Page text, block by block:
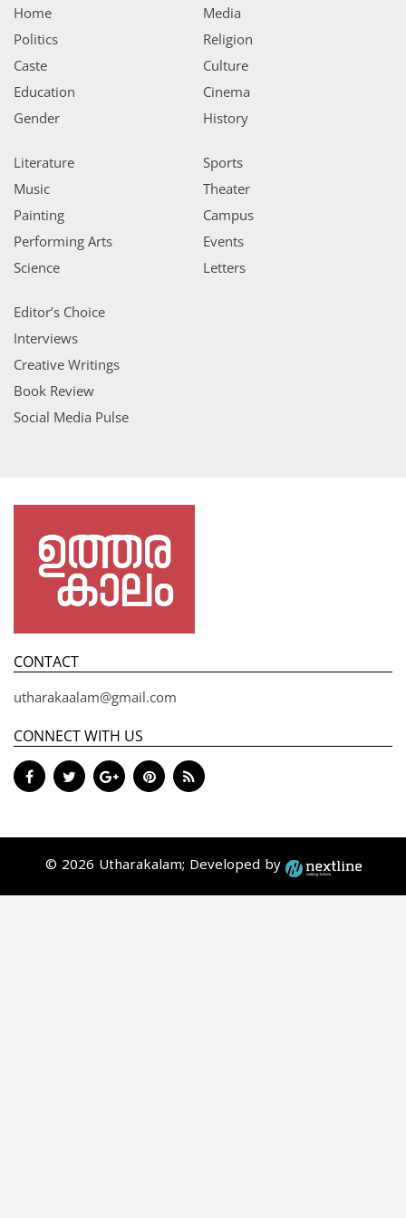
Home
Politics
Caste
Education
Gender
Media
Religion
Culture
Cinema
History
Literature
Music
Painting
Performing Arts
Science
Sports
Theater
Campus
Events
Letters
Editor’s Choice
Interviews
Creative Writings
Book Review
Social Media Pulse
CONTACT
utharakaalam@gmail.com
CONNECT WITH US
© 2026 Utharakalam; Developed by